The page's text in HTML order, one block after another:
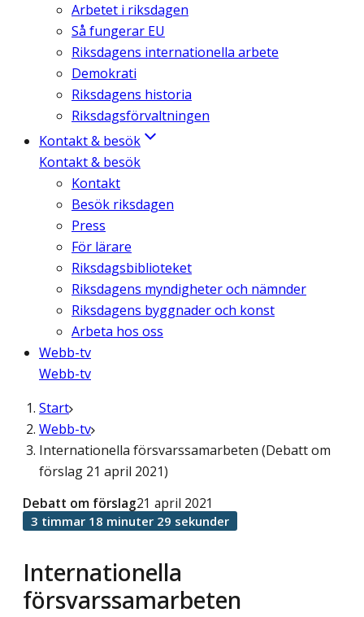
Arbetet i riksdagen
Så fungerar EU
Riksdagens internationella arbete
Demokrati
Riksdagens historia
Riksdagsförvaltningen
Kontakt & besök
Kontakt & besök
Kontakt
Besök riksdagen
Press
För lärare
Riksdagsbiblioteket
Riksdagens myndigheter och nämnder
Riksdagens byggnader och konst
Arbeta hos oss
Webb-tv
Webb-tv
Start
Webb-tv
Internationella försvarssamarbeten (Debatt om
förslag 21 april 2021)
Internationella
försvarssamarbeten
Debatt om förslag21 april 2021
3 timmar 18 minuter 29 sekunder